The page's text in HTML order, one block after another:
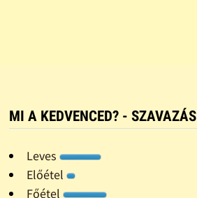
MI A KEDVENCED? - SZAVAZÁS
Leves
Előétel
Főétel